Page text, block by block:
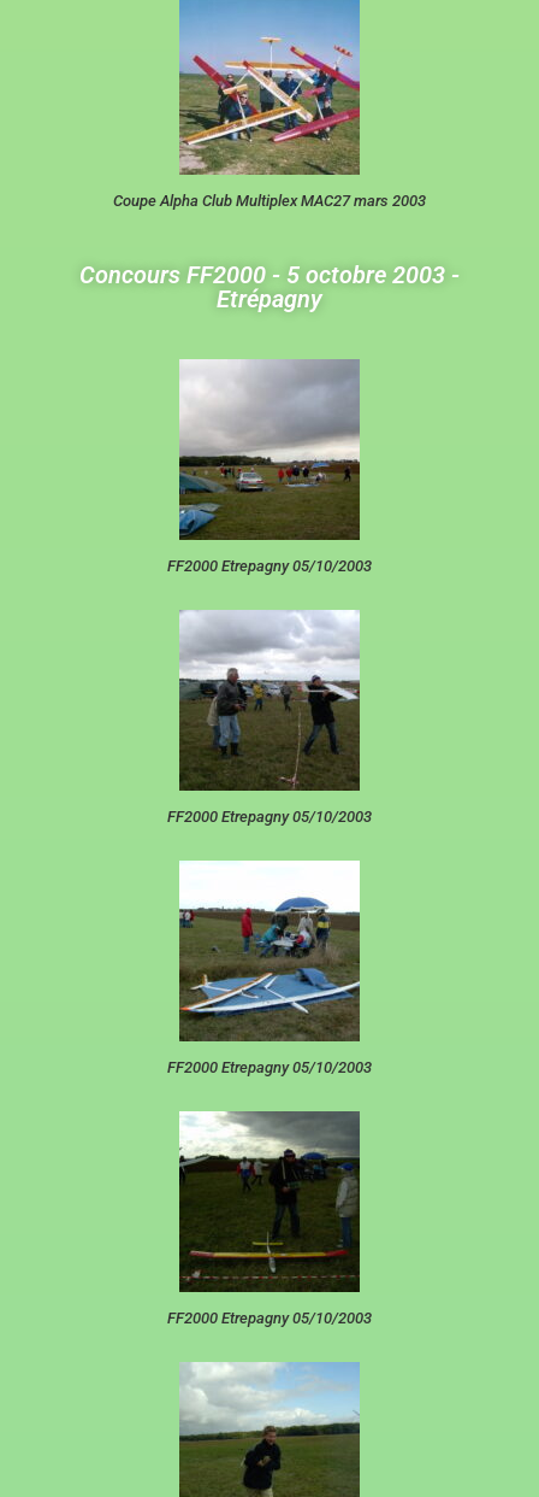
Coupe Alpha Club Multiplex MAC27 mars 2003
Concours FF2000 - 5 octobre 2003 -
Etrépagny
FF2000 Etrepagny 05/10/2003
FF2000 Etrepagny 05/10/2003
FF2000 Etrepagny 05/10/2003
FF2000 Etrepagny 05/10/2003